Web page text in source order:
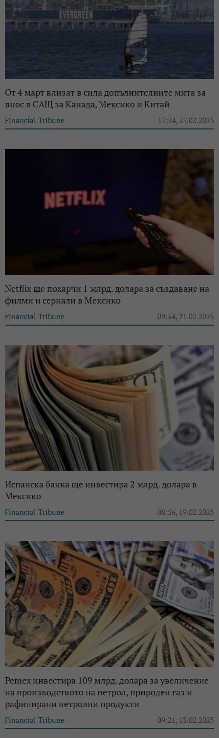
От 4 март влизат в сила допълнителните мита за
внос в САЩ за Канада, Мексико и Китай
Financial Tribune 17:24, 27.02.2025
Netflix ще похарчи 1 млрд. долара за създаване на
филми и сериали в Мексико
Financial Tribune 09:54, 21.02.2025
Испанска банка ще инвестира 2 млрд. долара в
Мексико
Financial Tribune 08:56, 19.02.2025
Pemex инвестира 109 млрд. долара за увеличение
на производството на петрол, природен газ и
рафинирани петролни продукти
Financial Tribune 09:21, 13.02.2025